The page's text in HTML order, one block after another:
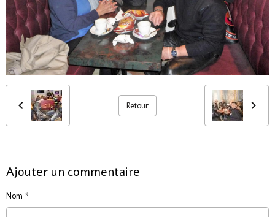
Retour
Ajouter un commentaire
Nom